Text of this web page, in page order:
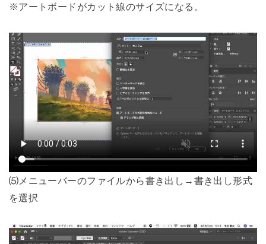
※アートボードがカット線のサイズになる。
⑸メニューバーのファイルから書き出し→書き出し形式
を選択